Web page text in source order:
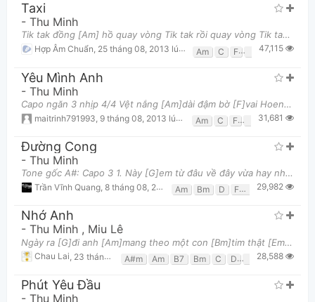
Taxi
- Thu Minh
Tik tak đồng [Am] hồ quay vòng Tik tak rồi quay vòng Tik tak đồng [Am] hồ quay vòng Từng ngày, từ
Hợp Âm Chuẩn, 25 tháng 08, 2013 lúc 01:00pm Am C F 47,115
Yêu Mình Anh
- Thu Minh
Capo ngăn 3 nhịp 4/4 Vệt nắng [Am]dài đậm bờ [F]vai Hoen [C]mi ngày anh [G]đi Lời hứa [Am]nào giờ
maitrinh791993 9 tháng 08, 2013 lúc 01:03pm Am C F 31,681
Đường Cong
- Thu Minh
Tone gốc A#: Capo 3 1. Này [G]em từ đâu về đây vừa hay nhìn em là say Này em từ xưa về nay vừa hay
Trần Vĩnh Quang 8 tháng 08, 2013 lúc 01:29am Am Bm D F#m G
29,982
Nhớ Anh
- Thu Minh , Miu Lê
Ngày ra [G]đi anh [Am]mang theo một con [Bm]tim thật [Em]buồn Để nơi [G]đây em [Bm]như mộng du trên
Chau Lai 23 tháng 11, 2022 lúc 08:54am A#m Am B7 Bm C D D# E7 Em
28,588
Phút Yêu Đầu
- Thu Minh